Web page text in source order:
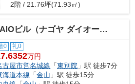
2階 / 21.76坪(71.93㎡)
ゴヤ ダイオービル）【 名古屋の貸事務所・貸オフィス 】
0 礼0
万円
古屋市営名城線 「東別院 」駅 徒歩7分
海道本線 「金山 」駅 徒歩15分